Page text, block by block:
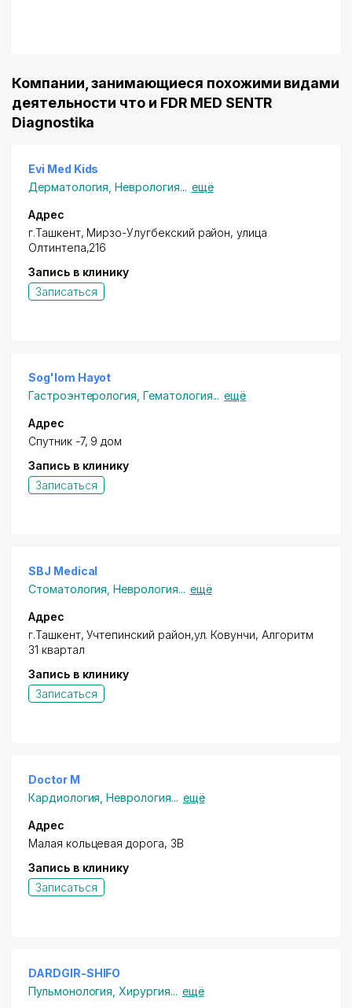
Компании, занимающиеся похожими видами
деятельности что и FDR MED SENTR
Diagnostika
Evi Med Kids
Дерматология ,Неврология... ещё
Адрес
г.Ташкент, Мирзо-Улугбекский район, улица
Олтинтепа,216
Запись в клинику
Записаться
Sog'lom Hayot
Гастроэнтерология ,Гематология... ещё
Адрес
Спутник -7, 9 дом
Запись в клинику
Записаться
SBJ Medical
Стоматология ,Неврология... ещё
Адрес
г.Ташкент,Учтепинский район,ул. Ковунчи, Алгоритм
31 квартал
Запись в клинику
Записаться
Doctor M
Кардиология ,Неврология... ещё
Адрес
Малая кольцевая дорога, 3В
Запись в клинику
Записаться
DARDGIR-SHIFO
Пульмонология ,Хирургия... ещё